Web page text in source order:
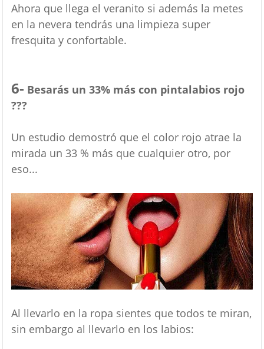
Ahora que llega el veranito si además la metes
en la nevera tendrás una limpieza super
fresquita y confortable.
6- Besarás un 33% más con pintalabios rojo
???
Un estudio demostró que el color rojo atrae la
mirada un 33 % más que cualquier otro, por
eso...
Al llevarlo en la ropa sientes que todos te miran,
sin embargo al llevarlo en los labios: